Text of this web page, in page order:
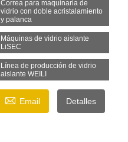
Correa para maquinaria de
vidrio con doble acristalamiento
y palanca
Máquinas de vidrio aislante
LiSEC
Línea de producción de vidrio
aislante WEILI
 Email Detalles